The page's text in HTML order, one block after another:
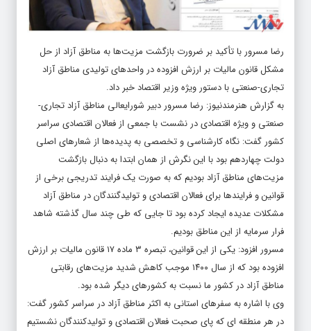
رضا مسرور با تأکید بر ضرورت بازگشت مزیت‌ها به مناطق آزاد از حل
مشکل قانون مالیات بر ارزش افزوده در واحدهای تولیدی مناطق آزاد
تجاری-صنعتی با دستور ویژه وزیر اقتصاد خبر داد.
به گزارش هنرمندنیوز: رضا مسرور دبیر شورایعالی مناطق آزاد تجاری-
صنعتی و ویژه اقتصادیدر نشست با جمعی از فعالان اقتصادی سراسر
کشور گفت: نگاه کارشناسی و تخصصی به پدیده‌ها از شعارهای اصلی
دولت چهاردهم بود با این نگرش از همان ابتدا به دنبال بازگشت
مزیت‌های مناطق آزاد بودیم که به صورت یک فرایند تدریجی برخی از
قوانین و فرایندها برای فعالان اقتصادی و تولیدگنندگان در مناطق آزاد
مشکلات عدیده ایجاد کرده بود تا جایی که طی چند سال گذشته شاهد
فرار سرمایه از این مناطق بودیم.
مسرور افزود: یکی از این قوانین، تبصره ۳ ماده ۱۷ قانون مالیات بر ارزش
افزوده بود که از سال ۱۴۰۰ موجب کاهش شدید مزیت‌های رقابتی
مناطق آزاد در کشور ما نسبت به کشورهای دیگر شده بود.
وی با اشاره به سفرهای استانی به اکثر مناطق آزاد در سراسر کشور گفت:
در هر منطقه ای که پای صحبت فعالان اقتصادی و تولیدکنندگان نشستیم